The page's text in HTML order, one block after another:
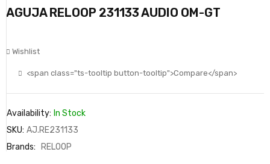
AGUJA RELOOP 231133 AUDIO OM-GT
Wishlist
<span class="ts-tooltip button-tooltip">Compare</span>
Availability: In Stock
SKU: AJ.RE231133
Brands:
RELOOP